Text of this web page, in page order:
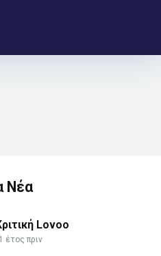
Νέα
Lovoo
1 έτος πριν